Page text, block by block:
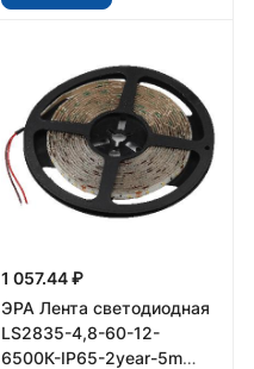
1 057.44 ₽
ЭРА Лента светодиодная
LS2835-4,8-60-12-
6500К-IP65-2year-5m